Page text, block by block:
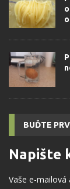
BUĎTE
Napište
Vaše e-mailová